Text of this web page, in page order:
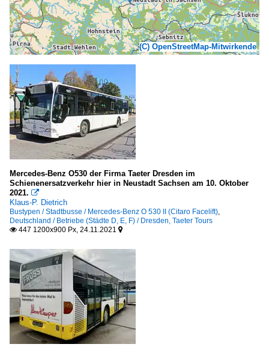
(C) OpenStreetMap-Mitwirkende
Mercedes-Benz O530 der Firma Taeter Dresden im
Schienenersatzverkehr hier in Neustadt Sachsen am 10. Oktober
2021. 
Klaus-P. Dietrich
Bustypen / Stadtbusse / Mercedes-Benz O 530 II (Citaro Facelift),
Deutschland / Betriebe (Städte D, E, F) / Dresden, Taeter Tours
 447 1200x900 Px, 24.11.2021 